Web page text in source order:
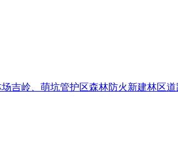
吉岭、萌坑管护区森林防火新建林区